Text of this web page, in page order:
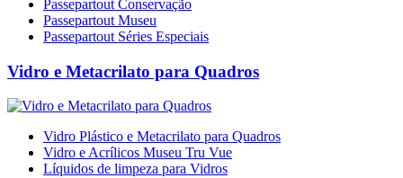
Passepartout Conservação
Passepartout Museu
Passepartout Séries Especiais
Vidro e Metacrilato para Quadros
Vidro Plástico e Metacrilato para Quadros
Vidro e Acrílicos Museu Tru Vue
Líquidos de limpeza para Vidros